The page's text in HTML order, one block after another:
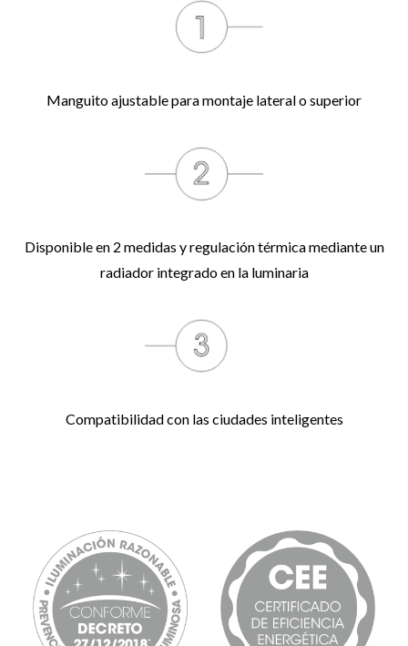
Manguito ajustable para montaje lateral o superior
Disponible en 2 medidas y regulación térmica mediante un
radiador integrado en la luminaria
Compatibilidad con las ciudades inteligentes